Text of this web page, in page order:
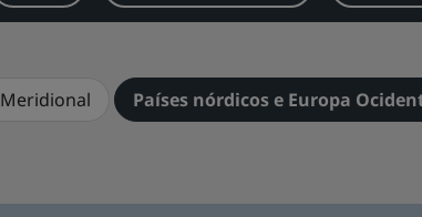
Países nórdicos e Europa